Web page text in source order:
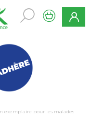
exemplaire pour les malades